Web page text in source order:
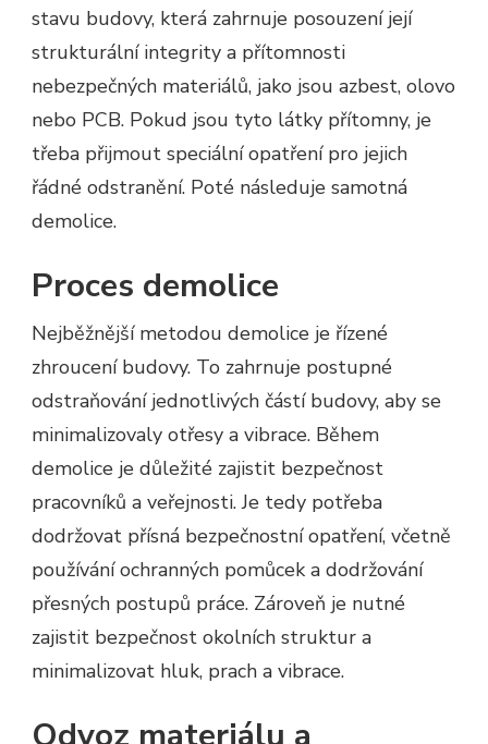
stavu budovy, která zahrnuje posouzení její
strukturální integrity a přítomnosti
nebezpečných materiálů, jako jsou azbest, olovo
nebo PCB. Pokud jsou tyto látky přítomny, je
třeba přijmout speciální opatření pro jejich
řádné odstranění. Poté následuje samotná
demolice.
Proces demolice
Nejběžnější metodou demolice je řízené
zhroucení budovy. To zahrnuje postupné
odstraňování jednotlivých částí budovy, aby se
minimalizovaly otřesy a vibrace. Během
demolice je důležité zajistit bezpečnost
pracovníků a veřejnosti. Je tedy potřeba
dodržovat přísná bezpečnostní opatření, včetně
používání ochranných pomůcek a dodržování
přesných postupů práce. Zároveň je nutné
zajistit bezpečnost okolních struktur a
minimalizovat hluk, prach a vibrace.